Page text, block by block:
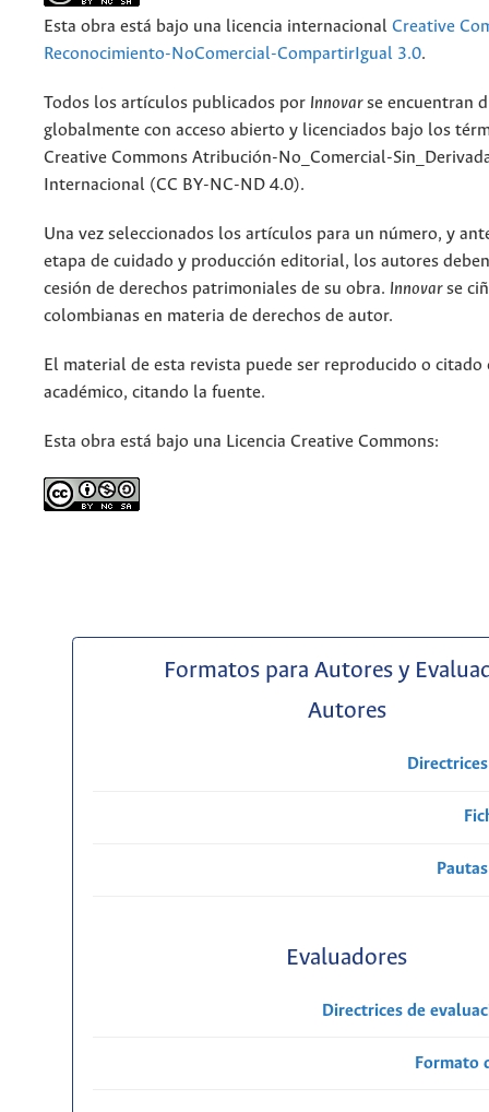
Esta obra está bajo una licencia internacional Creative
Reconocimiento-NoComercial-CompartirIgual 3.0.
Todos los artículos publicados por Innovarse encuentran
globalmente con acceso abierto y licenciados bajo los
Creative Commons Atribución-No_Comercial-
Internacional (CC BY-NC-ND 4.0).
Una vez seleccionados los artículos para un número, y
etapa de cuidado y producción editorial, los autores
cesión de derechos patrimoniales de su obra. Innovarse
colombianas en materia de derechos de autor.
El material de esta revista puede ser reproducido o citado
académico, citando la fuente.
Esta obra está bajo una Licencia Creative Commons:
Formatos para Autores y
Autores
Evaluadores
Directrices de
Formato